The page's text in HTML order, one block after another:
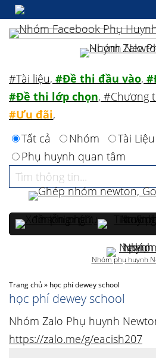
Trang chủ» học phí dewey school
học phí dewey school
Nhóm Zalo Phụ huynh
https://zalo.me/g/eacish207
#Tài liệu, #Đề thi đầu vào,
#Đề thi lớp chọn, #Chương
#Ưu đãi,
Tất cả
Nhóm
Tài Liệu
Phụ huynh quan tâm
Nhóm phụ huynh